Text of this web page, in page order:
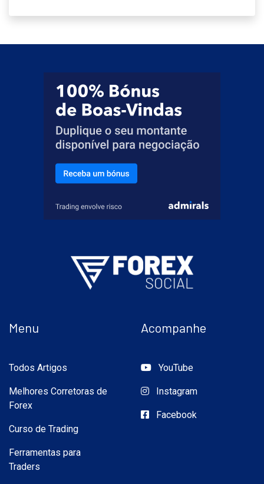
Menu
Todos Artigos
Melhores Corretoras de
Forex
Curso de Trading
Ferramentas para
Traders
Acompanhe
YouTube
Instagram
Facebook